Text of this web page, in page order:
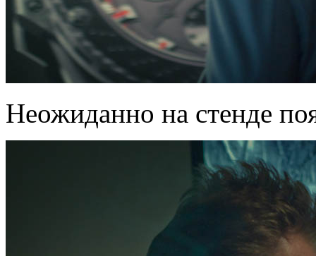
Неожиданно на стенде